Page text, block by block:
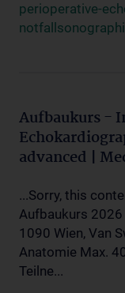
perioperative-
Aufbaukurs -
advanced |
...Sorry, this
Aufbaukurs 2026
1090 Wien, Van
Anatomie Max.
Teilne...